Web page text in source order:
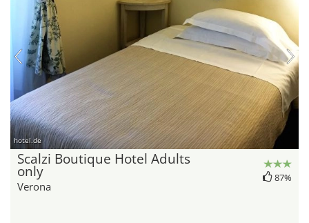
hotel.de
Scalzi Boutique Hotel Adults
only
Verona
87%